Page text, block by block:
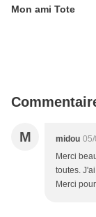
Mon ami Tote
M midou
Merci
toutes.
Merci